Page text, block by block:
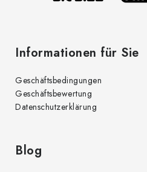
Informationen für Sie
Geschäftsbedingungen
Geschäftsbewertung
Datenschutzerklärung
Blog